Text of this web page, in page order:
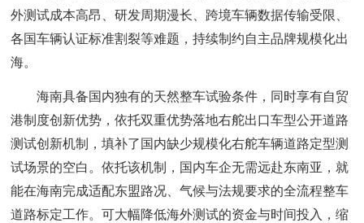
外测试成本高昂、研发周期漫长、跨境车辆数据传输受限、
各国车辆认证标准割裂等难题，持续制约自主品牌规模化出
海。
海南具备国内独有的天然整车试验条件，同时享有自贸
港制度创新优势，依托双重优势落地右舵出口车型公开道路
测试创新机制，填补了国内缺少规模化右舵车辆道路定型测
试场景的空白。依托该机制，国内车企无需远赴东南亚，就
能在海南完成适配东盟路况、气候与法规要求的全流程整车
道路标定工作。可大幅降低海外测试的资金与时间投入，缩